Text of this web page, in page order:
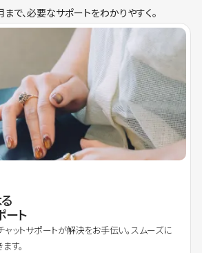
で、必要なサポートをわかりやすく。
ート
ャットサポートが解決をお手伝い。スムーズに
す。